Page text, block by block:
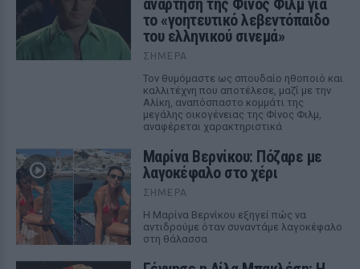
ανάρτηση της Φίνος Φιλμ για
το «γοητευτικό λεβεντόπαιδο
του ελληνικού σινεμά»
ΣΉΜΕΡΑ
Τον θυμόμαστε ως σπουδαίο ηθοποιό και
καλλιτέχνη που αποτέλεσε, μαζί με την
Αλίκη, αναπόσπαστο κομμάτι της
μεγάλης οικογένειας της Φίνος Φιλμ,
αναφέρεται χαρακτηριστικά
Μαρίνα Βερνίκου: Πόζαρε με
λαγοκέφαλο στο χέρι
ΣΉΜΕΡΑ
Η Μαρίνα Βερνίκου εξηγεί πώς να
αντιδρούμε όταν συναντάμε λαγοκέφαλο
στη θάλασσα